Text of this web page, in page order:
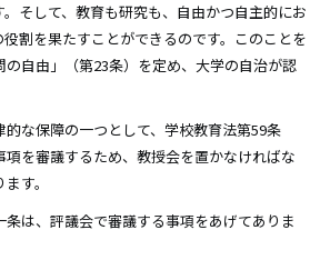
そして、教育も研究も、自由かつ自主的にお
割を果たすことができるのです。このことを
自由」（第23条）を定め、大学の自治が認
な保障の一つとして、学校教育法第59条
を審議するため、教授会を置かなければな
す。
は、評議会で審議する事項をあげてありま